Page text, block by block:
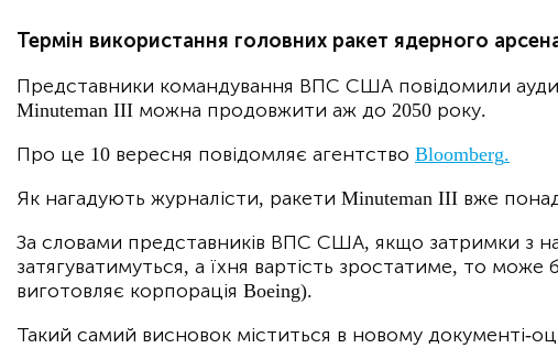
Термін використання головних ракет ядерного
Представники командування ВПС США повідомили
Minuteman III можна продовжити аж до 2050 року.
Про це 10 вересня повідомляє агентство Bloomberg.
Як нагадують журналісти, ракети Minuteman III вже
За словами представників ВПС США, якщо затримки з
затягуватимуться, а їхня вартість зростатиме, то
виготовляє корпорація Boeing).
Такий самий висновок міститься в новому документі-